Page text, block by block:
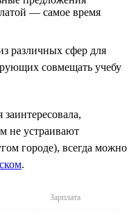
— самое время
различных сфер для
совмещать учебу
не устраивают
городе), всегда можно
.
Зарплата